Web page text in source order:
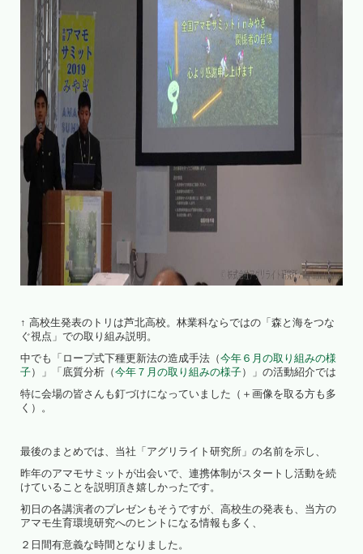
↑ 高校生発表のトリは芦北高校。林業科ならではの「森と海をつな
ぐ視点」での取り組み説明。
中でも「ロープ式下種更新法の造成手法（今年６月の取り組みの様
子）」「底質分析（今年７月の取り組みの様子）」の活動紹介では
特に会場の皆さんも釘づけになっていました（＋画像を取る方も多
く）。
最後のまとめでは、当社「アグリライト研究所」の名前を示し、
昨年のアマモサミットが出会いで、連携体制がスタートし活動を続
けていることを説明頂き嬉しかったです。
初日の各講演者のプレゼンもそうですが、高校生の発表も、当方の
アマモ生育環境研究へのヒントになる情報も多く、
２日間有意義な時間となりました。